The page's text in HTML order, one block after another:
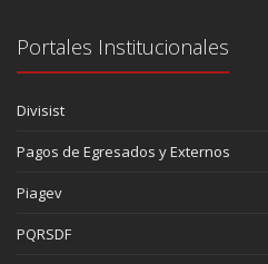
Portales Institucionales
Divisist
Pagos de Egresados y Externos
Piagev
PQRSDF